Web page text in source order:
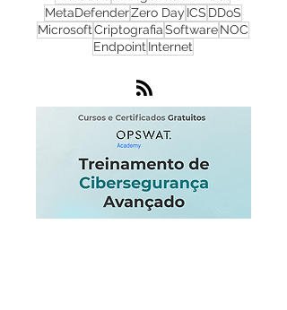
NGFWInfraestruturaDadosLGPDOT
PhishingFlowmonIAIoT
Monitoramento de RedeNuvemSOC
WindowsInteligência Artificial
Zero Day
Criptografia
EndpointInternet